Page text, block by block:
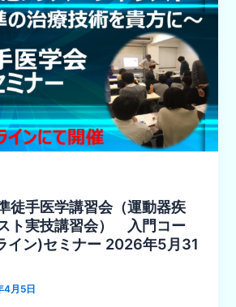
徒手医学講習会（運動器疾
ト実技講習会） 入門コー
イン)セミナー 2026年5月31
4月5日